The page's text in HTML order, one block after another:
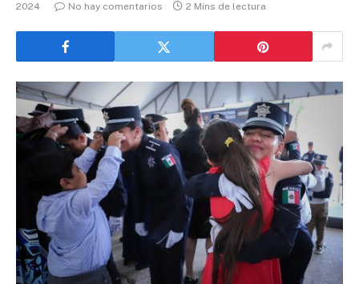
2024
No hay comentarios 2 Mins de lectura